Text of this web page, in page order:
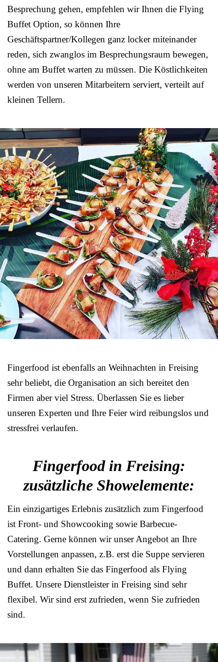
Besprechung gehen, empfehlen wir Ihnen die Flying
Buffet Option, so können Ihre
Geschäftspartner/Kollegen ganz locker miteinander
reden, sich zwanglos im Besprechungsraum bewegen,
ohne am Buffet warten zu müssen. Die Köstlichkeiten
werden von unseren Mitarbeitern serviert, verteilt auf
kleinen Tellern.
Fingerfood ist ebenfalls an Weihnachten in Freising
sehr beliebt, die Organisation an sich bereitet den
Firmen aber viel Stress. Überlassen Sie es lieber
unseren Experten und Ihre Feier wird reibungslos und
stressfrei verlaufen.
Fingerfood in Freising:
zusätzliche Showelemente:
Ein einzigartiges Erlebnis zusätzlich zum Fingerfood
ist Front- und Showcooking sowie Barbecue-
Catering. Gerne können wir unser Angebot an Ihre
Vorstellungen anpassen, z.B. erst die Suppe servieren
und dann erhalten Sie das Fingerfood als Flying
Buffet. Unsere Dienstleister in Freising sind sehr
flexibel. Wir sind erst zufrieden, wenn Sie zufrieden
sind.